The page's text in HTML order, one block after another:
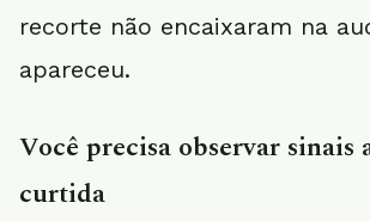
recorte não encaixaram na
apareceu.
Você precisa observar sinais
curtida